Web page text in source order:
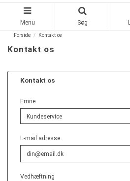
Menu Søg
Forside Kontakt os
Kontakt os
Kontakt os
Emne
E-mail adresse
Vedhæftning